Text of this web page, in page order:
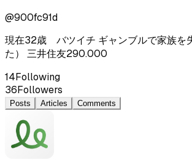
@900fc91d
現在32歳 バツイチ ギャンブルで家族を
た） 三井住友290.000
14Following
36Followers
Posts Articles Comments